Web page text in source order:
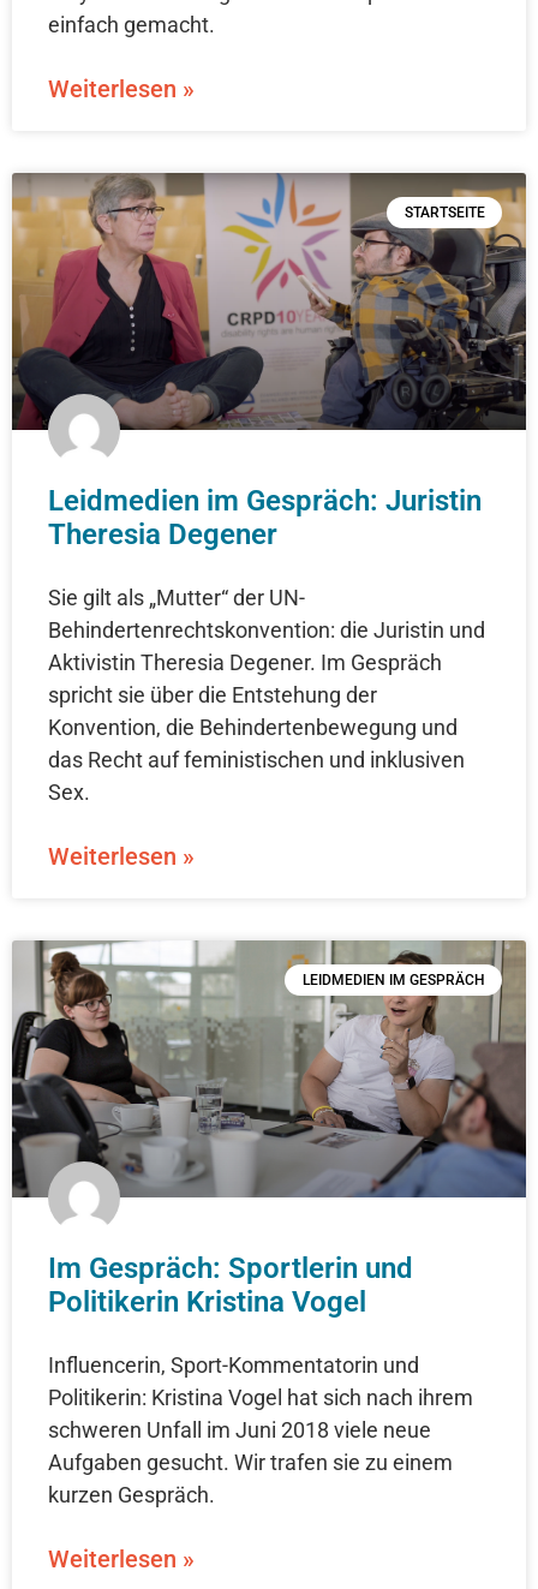
einfach gemacht.
Weiterlesen »
STARTSEITE
Leidmedien im Gespräch: Juristin
Theresia Degener
Sie gilt als „Mutter“ der UN-
Behindertenrechtskonvention: die Juristin und
Aktivistin Theresia Degener. Im Gespräch
spricht sie über die Entstehung der
Konvention, die Behindertenbewegung und
das Recht auf feministischen und inklusiven
Sex.
Weiterlesen »
LEIDMEDIEN IM GESPRÄCH
Im Gespräch: Sportlerin und
Politikerin Kristina Vogel
Influencerin, Sport-Kommentatorin und
Politikerin: Kristina Vogel hat sich nach ihrem
schweren Unfall im Juni 2018 viele neue
Aufgaben gesucht. Wir trafen sie zu einem
kurzen Gespräch.
Weiterlesen »